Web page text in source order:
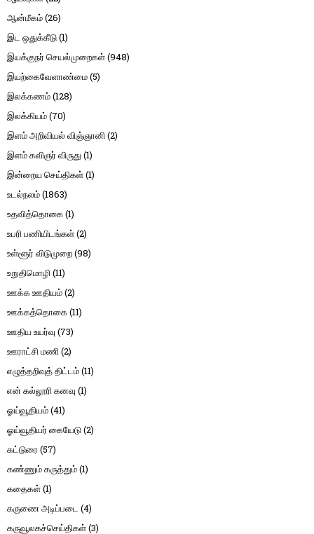
ஆன்மீகம்(26)
இட ஒதுக்கீடு(1)
இயக்குநர் செயல்முறைகள்(948)
இயற்கைவேளாண்மை(5)
இலக்கணம்(128)
இலக்கியம்(70)
இளம் அறிவியல் விஞ்ஞானி(2)
இளம் கவிஞர் விருது(1)
இன்றைய செய்திகள்(1)
உடல்நலம்(1863)
உதவித்தொகை(1)
உபரி பணியிடங்கள்(2)
உள்ளூர் விடுமுறை(98)
உறுதிமொழி(11)
ஊக்க ஊதியம்(2)
ஊக்கத்தொகை(11)
ஊதிய உயர்வு (73)
ஊராட்சி மணி(2)
எழுத்தறிவுத் திட்டம்(11)
என் கல்லூரி கனவு (1)
ஓய்வூதியம்(41)
ஓய்வூதியர் கையேடு(2)
கட்டுரை (57)
கண்ணும் கருத்தும்(1)
கதைகள்(1)
கருணை அடிப்படை (4)
கருவூலகச்செய்திகள்(3)